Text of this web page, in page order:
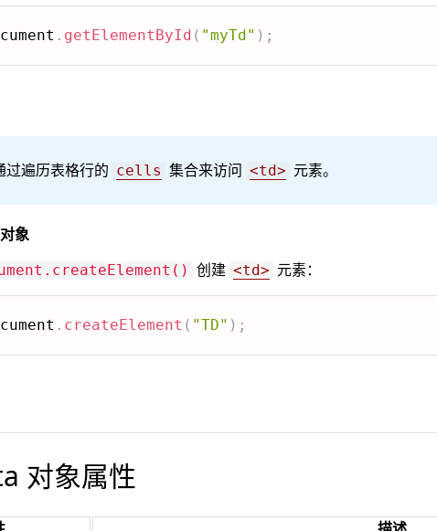
. getElementById ( "myTd" ) ;
过遍历表格行的 cells 集合来访问 <td> 元素。
象
创建 <td> 元素：
. createElement ( "TD" ) ;
对象属性